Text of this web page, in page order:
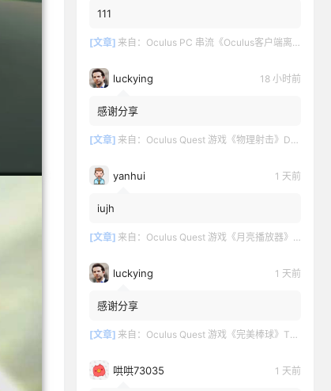
111
[文章] 来自： Oculus PC 串流《Oculus客户端离线版》最新版下载
luckying 18 小时前
感谢分享
[文章] 来自： Oculus Quest 游戏《物理射击》DOWNSHOT
yanhui 1 天前
iujh
[文章] 来自： Oculus Quest 游戏《月亮播放器》Moon VR Video Player
luckying 1 天前
感谢分享
[文章] 来自： Oculus Quest 游戏《完美棒球》TOTALLY BASEBALL
哄哄73035 1 天前